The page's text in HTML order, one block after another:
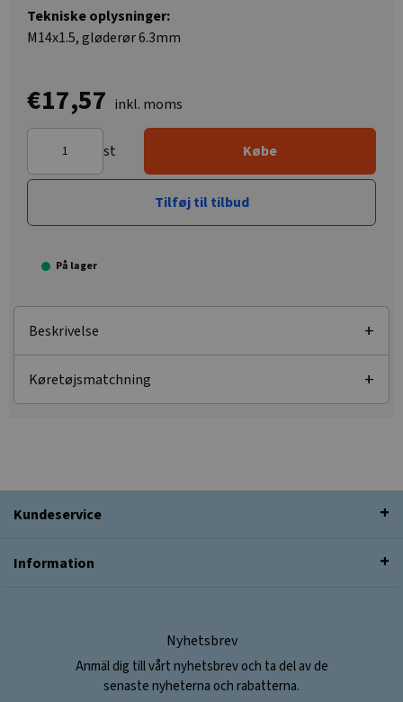
Tekniske oplysninger:
M14x1.5, gløderør 6.3mm
€17,57 inkl. moms
st Købe
Tilføj til tilbud
På lager
Beskrivelse
Køretøjsmatchning
Kundeservice
Information
Nyhetsbrev
Anmäl dig till vårt nyhetsbrev och ta del av de
senaste nyheterna och rabatterna.